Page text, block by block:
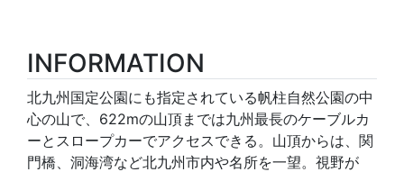
INFORMATION
北九州国定公園にも指定されている帆柱自然公園の中
心の山で、622mの山頂までは九州最長のケーブルカ
ーとスロープカーでアクセスできる。山頂からは、関
門橋、洞海湾など北九州市内や名所を一望。視野が